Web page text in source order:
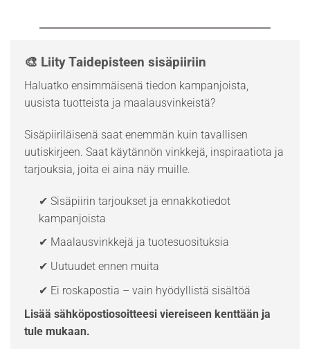
🎨 Liity Taidepisteen sisäpiiriin
Haluatko ensimmäisenä tiedon kampanjoista,
uusista tuotteista ja maalausvinkeistä?
Sisäpiiriläisenä saat enemmän kuin tavallisen
uutiskirjeen. Saat käytännön vinkkejä, inspiraatiota ja
tarjouksia, joita ei aina näy muille.
✔ Sisäpiirin tarjoukset ja ennakkotiedot
kampanjoista
✔ Maalausvinkkejä ja tuotesuosituksia
✔ Uutuudet ennen muita
✔ Ei roskapostia – vain hyödyllistä sisältöä
Lisää sähköpostiosoitteesi viereiseen kenttään ja
tule mukaan.